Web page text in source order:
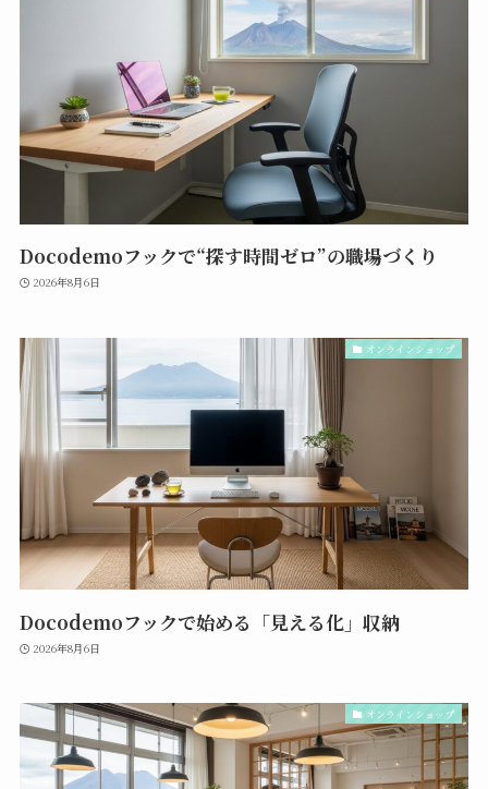
Docodemoフックで“探す時間ゼロ”の職場づくり
2026年8月6日
オンラインショップ
Docodemoフックで始める「見える化」収納
2026年8月6日
オンラインショップ